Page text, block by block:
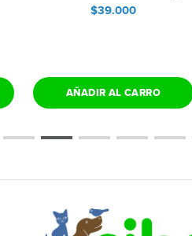
$39.000
AÑADIR AL CARRO